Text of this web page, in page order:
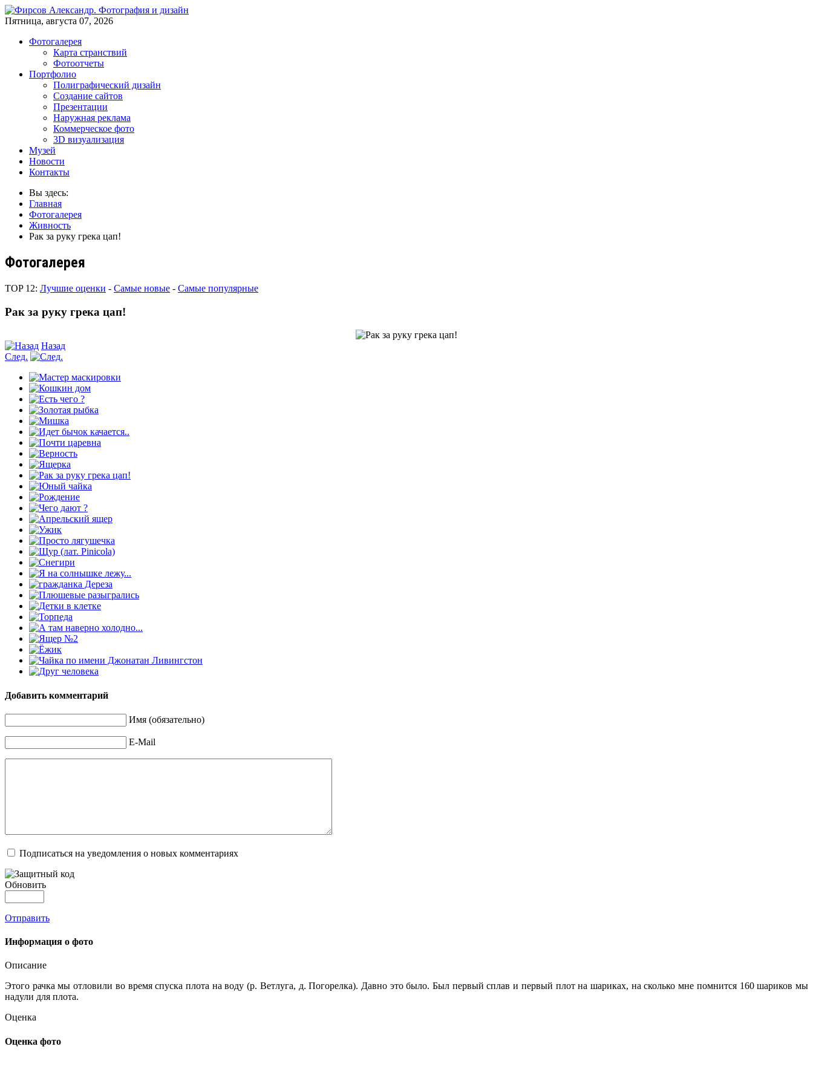
Пятница, августа 07, 2026
Фотогалерея
Карта странствий
Фотоотчеты
Портфолио
Полиграфический дизайн
Создание сайтов
Презентации
Наружная реклама
Коммерческое фото
3D визуализация
Музей
Новости
Контакты
Вы здесь:
Главная
Фотогалерея
Живность
Рак за руку грека цап!
Фотогалерея
TOP 12: Лучшие оценки - Самые новые - Самые популярные
Рак за руку грека цап!
Назад
След.
Добавить комментарий
Имя (обязательно)
E-Mail
Подписаться на уведомления о новых комментариях
Обновить
Отправить
Информация о фото
Описание
Этого рачка мы отловили во время спуска плота на воду (р. Ветлуга, д. Погорелка). Давно это было. Был первый сплав и первый плот на шариках, на сколько мне помнится 160 шариков мы
надули для плота.
Оценка
Оценка фото